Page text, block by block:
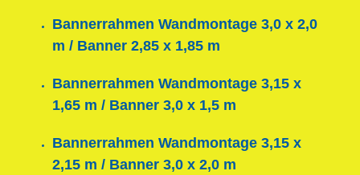
Bannerrahmen Wandmontage 3,0 x 2,0
m / Banner 2,85 x 1,85 m
Bannerrahmen Wandmontage 3,15 x
1,65 m / Banner 3,0 x 1,5 m
Bannerrahmen Wandmontage 3,15 x
2,15 m / Banner 3,0 x 2,0 m